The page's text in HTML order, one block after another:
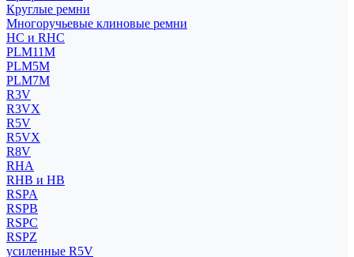
Круглые ремни
Многоручьевые клиновые ремни
HC и RHC
PLM11M
PLM5M
PLM7M
R3V
R3VX
R5V
R5VX
R8V
RHA
RHB и HB
RSPA
RSPB
RSPC
RSPZ
усиленные R5V